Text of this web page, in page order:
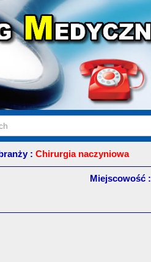
:Chirurgia naczyniowa
Miejscowość :